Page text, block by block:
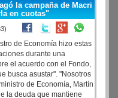
la campaña de Macri
en cuotas"
de Economía hizo estas
durante una
el acuerdo con el Fondo,
busca asustar". "Nosotros
de Economía, Martín
la deuda que mantiene